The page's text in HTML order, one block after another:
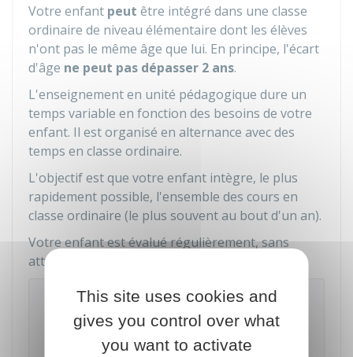
Votre enfant peut être intégré dans une classe
ordinaire de niveau élémentaire dont les élèves
n'ont pas le même âge que lui. En principe, l'écart
d'âge ne peut pas dépasser 2 ans.
L'enseignement en unité pédagogique dure un
temps variable en fonction des besoins de votre
enfant. Il est organisé en alternance avec des
temps en classe ordinaire.
L'objectif est que votre enfant intègre, le plus
rapidement possible, l'ensemble des cours en
classe ordinaire (le plus souvent au bout d'un an).
Votre enfant est évalué régulièrement, sans
attendre la fin de l'année scolaire.
À savoir
si votre enfant bénéficie d'un enseignement en
unité pédagogique, il peut continuer à recevoir
This site uses cookies and
gives you control over what
you want to activate